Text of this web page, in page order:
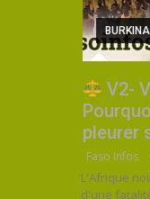
V2-
pleurer
Faso Infos
L'Afrique
d'une